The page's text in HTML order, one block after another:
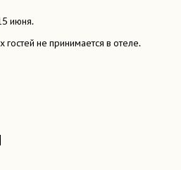
июня.
не принимается в отеле.